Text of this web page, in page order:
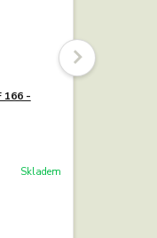
166 -
Skladem